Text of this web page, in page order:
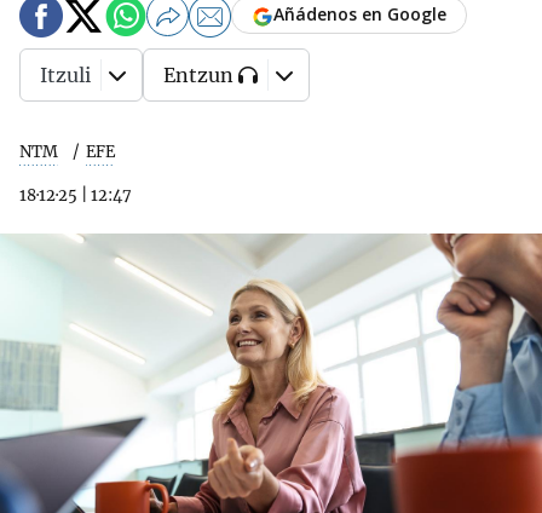
NTM EFE
18·12·25 12:47
Añádenos en Google
Itzuli Entzun